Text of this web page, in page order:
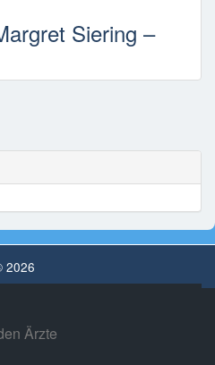
Siering –
2026
Ärzte